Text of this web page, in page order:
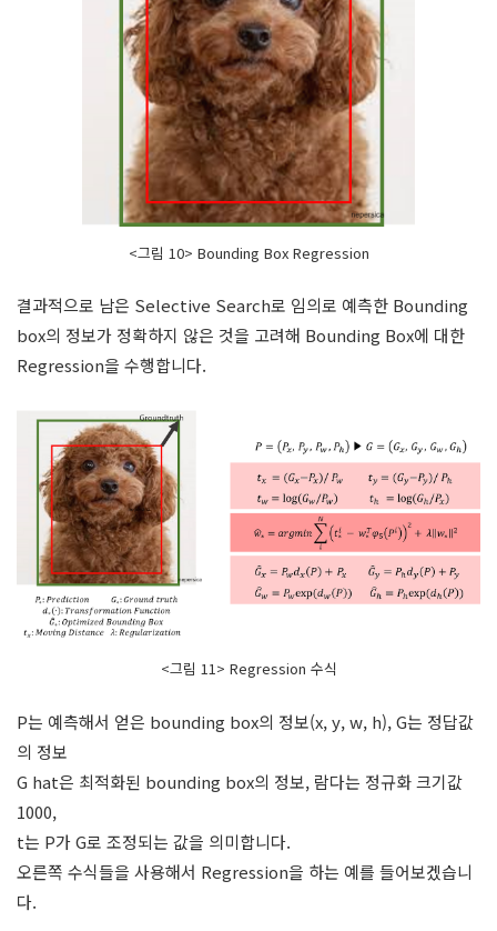
<그림 10> Bounding Box Regression
결과적으로 남은 Selective Search로 임의로 예측한 Bounding
box의 정보가 정확하지 않은 것을 고려해 Bounding Box에 대한
Regression을 수행합니다.
<그림 11> Regression 수식
P는 예측해서 얻은 bounding box의 정보(x, y, w, h), G는 정답값
의 정보
G hat은 최적화된 bounding box의 정보, 람다는 정규화 크기값
1000,
t는 P가 G로 조정되는 값을 의미합니다.
오른쪽 수식들을 사용해서 Regression을 하는 예를 들어보겠습니
다.